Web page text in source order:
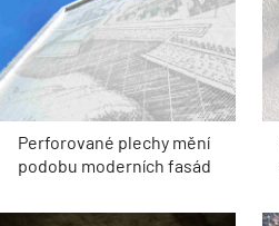
Perforované plechy mění
podobu moderních fasád